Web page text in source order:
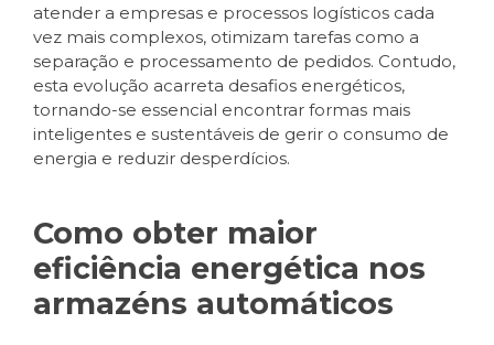
atender a empresas e processos logísticos cada
vez mais complexos, otimizam tarefas como a
separação e processamento de pedidos. Contudo,
esta evolução acarreta desafios energéticos,
tornando-se essencial encontrar formas mais
inteligentes e sustentáveis de gerir o consumo de
energia e reduzir desperdícios.
Como obter maior
eficiência energética nos
armazéns automáticos